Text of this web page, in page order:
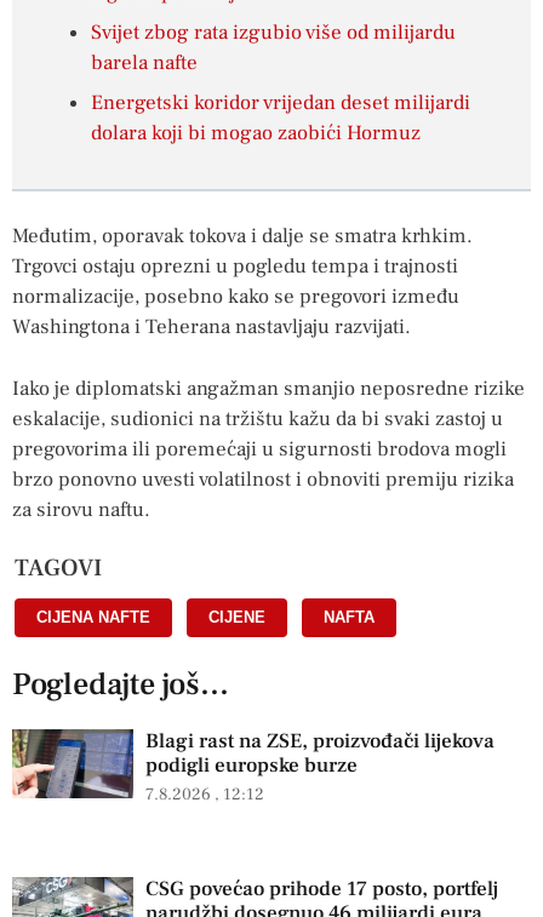
Svijet zbog rata izgubio više od milijardu
barela nafte
Energetski koridor vrijedan deset milijardi
dolara koji bi mogao zaobići Hormuz
Međutim, oporavak tokova i dalje se smatra krhkim.
Trgovci ostaju oprezni u pogledu tempa i trajnosti
normalizacije, posebno kako se pregovori između
Washingtona i Teherana nastavljaju razvijati.
Iako je diplomatski angažman smanjio neposredne rizike
eskalacije, sudionici na tržištu kažu da bi svaki zastoj u
pregovorima ili poremećaji u sigurnosti brodova mogli
brzo ponovno uvesti volatilnost i obnoviti premiju rizika
za sirovu naftu.
TAGOVI
CIJENA NAFTE CIJENE NAFTA
Pogledajte još...
Blagi rast na ZSE, proizvođači lijekova
podigli europske burze
7.8.2026 12:12
CSG povećao prihode 17 posto, portfelj